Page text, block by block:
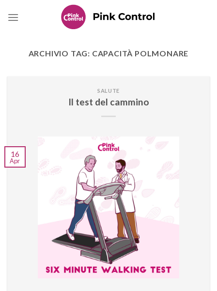
ARCHIVIO TAG: CAPACITÀ POLMONARE
SALUTE
Il test del cammino
16
Apr